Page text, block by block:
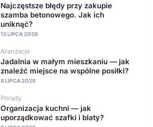
Najczęstsze błędy przy zakupie
szamba betonowego. Jak ich
uniknąć?
13 LIPCA 2026
Aranżacje
Jadalnia w małym mieszkaniu — jak
znaleźć miejsce na wspólne posiłki?
8 LIPCA 2026
Porady
Organizacja kuchni — jak
uporządkować szafki i blaty?